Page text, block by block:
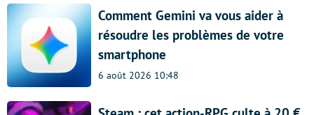
Comment Gemini va vous aider à
résoudre les problèmes de votre
smartphone
6 août 2026 10:48